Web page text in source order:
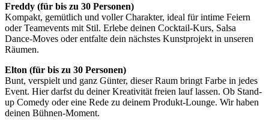
Freddy (für bis zu 30 Personen)
Kompakt, gemütlich und voller Charakter, ideal für intime Feiern
oder Teamevents mit Stil. Erlebe deinen Cocktail-Kurs, Salsa
Dance-Moves oder entfalte dein nächstes Kunstprojekt in unseren
Räumen.
Elton (für bis zu 30 Personen)
Bunt, verspielt und ganz Günter, dieser Raum bringt Farbe in jedes
Event. Hier darfst du deiner Kreativität freien lauf lassen. Ob Stand-
up Comedy oder eine Rede zu deinem Produkt-Lounge. Wir haben
deinen Bühnen-Moment.